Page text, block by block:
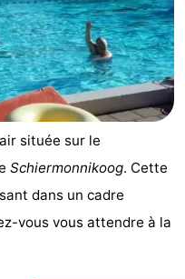
située sur le
Schiermonnikoog. Cette
dans un cadre
vous vous attendre à la